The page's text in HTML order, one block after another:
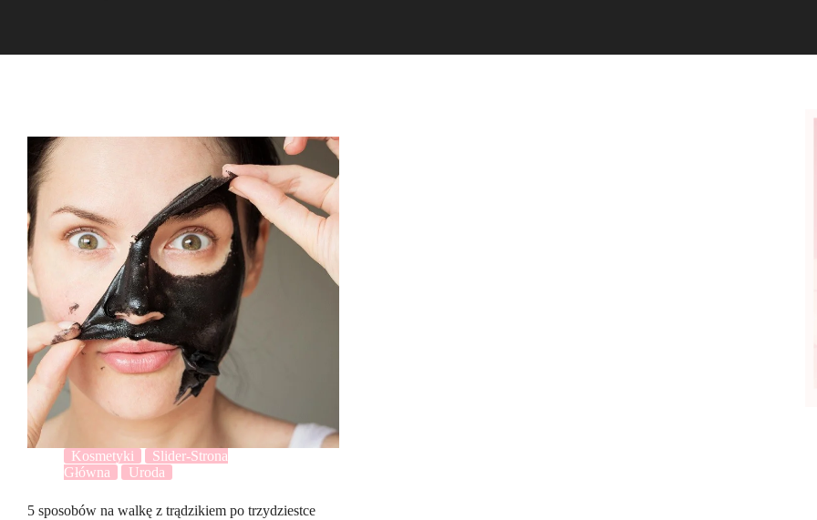
Kosmetyki
Slider-Strona
Główna
Uroda
5 sposobów na walkę z trądzikiem po trzydziestce